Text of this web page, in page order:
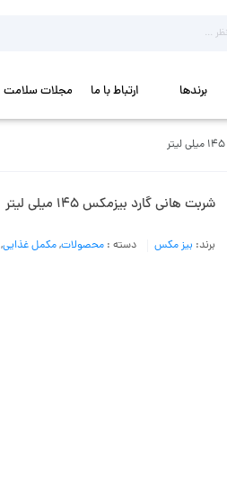
برندها ارتباط با ما مجلات سلامت
شربت‌ هانی گارد بیزمکس 145 میلی لیتر
برند: بیز مکس دسته : محصولات,مکمل غذایی,